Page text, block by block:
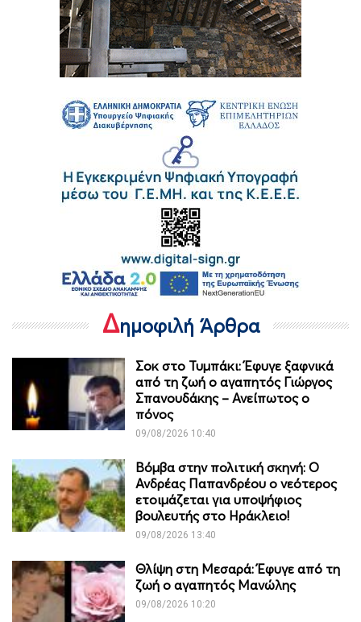
Δημοφιλή Άρθρα
Σοκ στο Τυμπάκι: Έφυγε ξαφνικά
από τη ζωή ο αγαπητός Γιώργος
Σπανουδάκης – Ανείπωτος ο
πόνος
09/08/2026 10:40
Βόμβα στην πολιτική σκηνή: Ο
Ανδρέας Παπανδρέου ο νεότερος
ετοιμάζεται για υποψήφιος
βουλευτής στο Ηράκλειο!
09/08/2026 13:40
Θλίψη στη Μεσαρά: Έφυγε από τη
ζωή ο αγαπητός Μανώλης
09/08/2026 10:20